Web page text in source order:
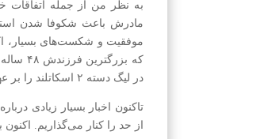
به نظر من از جمله اتفاقات
مادرش باعث شکوفا شدن
موفقیت و شکست‌های بسیار،
که
در لیگ دسته ۲ اسکاتلند را بر عهده دارد.
تاکنون اخبار بسیار زیادی
از حد را کنار می‌گذاریم.